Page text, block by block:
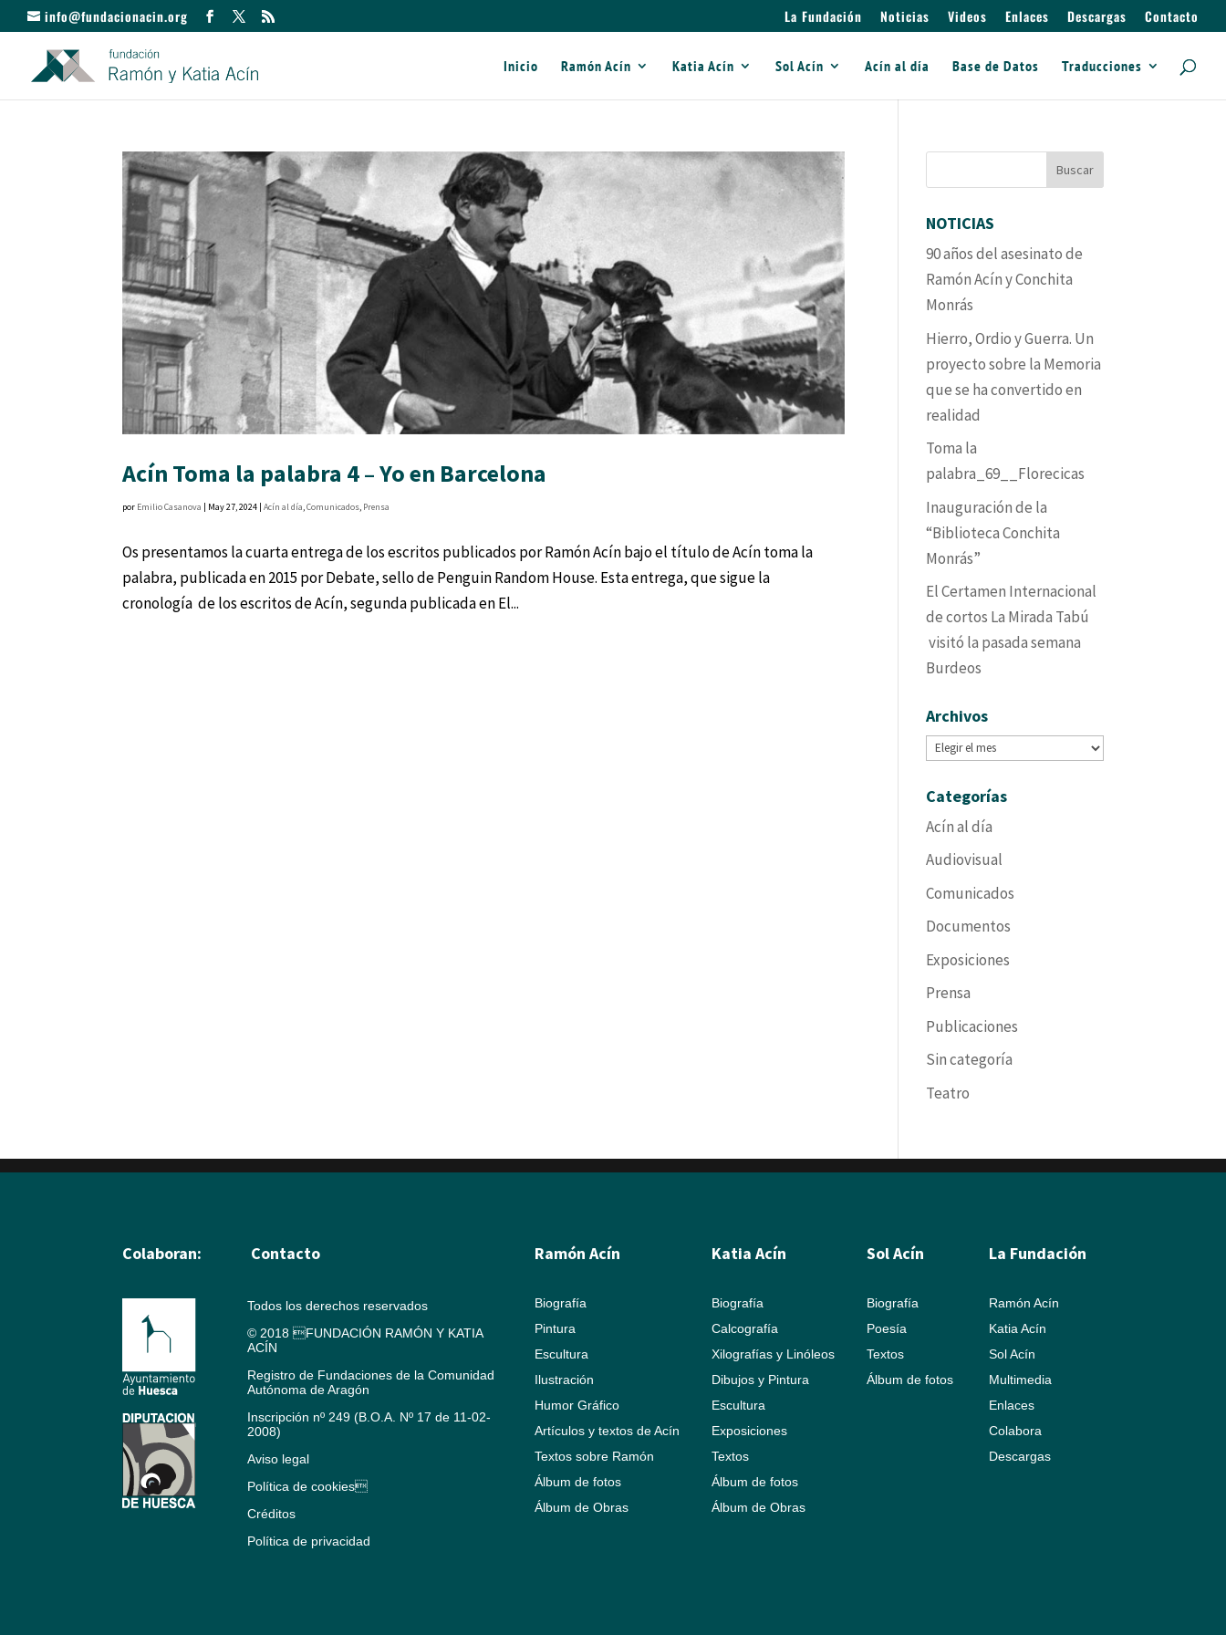
info@fundacionacin.org La Fundación Noticias Videos Enlaces Descargas Contacto
Inicio Ramón Acín Katia Acín Sol Acín Acín al día Base de Datos Traducciones
Acín Toma la palabra 4 – Yo en Barcelona
por Emilio Casanova May 27, 2024 |Acín al día,Comunicados, Prensa
Os presentamos la cuarta entrega de los escritos publicados por Ramón Acín bajo el título de Acín toma la
palabra, publicada en 2015 por Debate, sello de Penguin Random House. Esta entrega, que sigue la
cronología de los escritos de Acín, segunda publicada en El...
NOTICIAS
90 años del asesinato de
Ramón Acín y Conchita
Monrás
Hierro, Ordio y Guerra. Un
proyecto sobre la Memoria
que se ha convertido en
realidad
Toma la
palabra_69__Florecicas
Inauguración de la
“Biblioteca Conchita
Monrás”
El Certamen Internacional
de cortos La Mirada Tabú
visitó la pasada semana
Burdeos
Archivos
Archivos
Categorías
Acín al día
Audiovisual
Comunicados
Documentos
Exposiciones
Prensa
Publicaciones
Sin categoría
Teatro
Colaboran: Contacto
Todos los derechos reservados
© 2018 FUNDACIÓN RAMÓN Y KATIA
ACÍN
Registro de Fundaciones de la Comunidad
Autónoma de Aragón
Inscripción nº 249 (B.O.A. Nº 17 de 11-02-
2008)
Aviso legal
Política de cookies
Créditos
Política de privacidad
Ramón Acín
Biografía
Pintura
Escultura
Ilustración
Humor Gráfico
Artículos y textos de Acín
Textos sobre Ramón
Álbum de fotos
Álbum de Obras
Katia Acín
Biografía
Calcografía
Xilografías y Linóleos
Dibujos y Pintura
Escultura
Exposiciones
Textos
Álbum de fotos
Álbum de Obras
Sol Acín
Biografía
Poesía
Textos
Álbum de fotos
La Fundación
Ramón Acín
Katia Acín
Sol Acín
Multimedia
Enlaces
Colabora
Descargas